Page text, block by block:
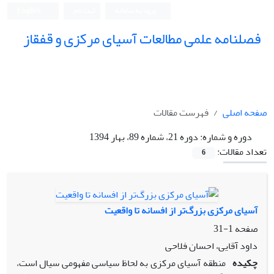
فصلنامه علمی مطالعات آسیای مرکزی و قفقاز
صفحه اصلی
فهرست مقالات
دوره و شماره:دوره 21، شماره 89، بهار 1394
تعداد مقالات:
6
آسیای مرکزی بزرگ‌تر از افسانه تا واقعیت
صفحه1-31
داود آقایی، احسان فلاحی
چکیده منطقه آسیای مرکزی به لحاظ سیاسی مفهومی سیال است،